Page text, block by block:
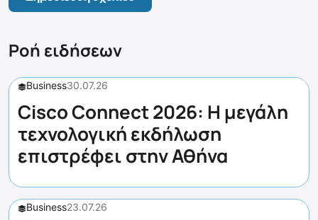
Ροή ειδήσεων
Business30.07.26
Cisco Connect 2026: Η μεγάλη
τεχνολογική εκδήλωση
επιστρέφει στην Αθήνα
Business23.07.26